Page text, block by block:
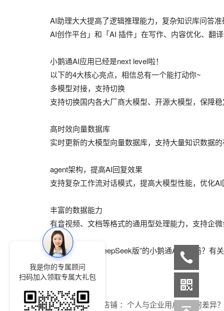
AI助理大大提高了逻辑推理能力，复杂知识库问答
AI创作平台」和「AI 插件」在写作、内容优化、翻
小鹅通AI应用已经是next level啦！
以下的4大核心亮点，相信总有一个能打动你~
多模型对接，支持切换
支持切换国内各大厂商大模型、开源大模型，保障
高时效向量数据库
实时更新的大模型向量数据库，支持大量知识数据
agent架构，提高AI回复效果
支持复杂工作流对话模式，提高大模型性能，优化
丰富的数据能力
有音视频、文档等格式的通用型处理能力，支持企
🥰想体验一下“DeepSeek版”的小鹅通AI助理吗？
上一篇：小鹅通店铺 ：个人与企业用户，有何差异？
我是你的专属顾问
扫码加入领取专属大礼包